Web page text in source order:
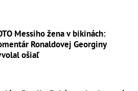
Messiho žena v bikinách:
Ronaldovej Georginy
ošiaľ